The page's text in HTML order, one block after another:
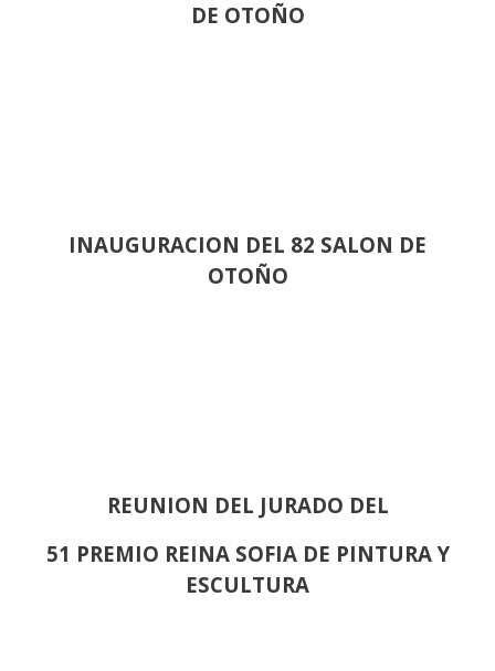
DE OTOÑO
INAUGURACION DEL 82 SALON DE
OTOÑO
REUNION DEL JURADO DEL
51 PREMIO REINA SOFIA DE PINTURA Y
ESCULTURA